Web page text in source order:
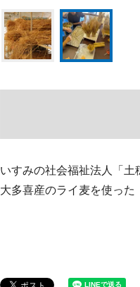
いすみの社会福祉法人「
大多喜産のライ麦を使っ